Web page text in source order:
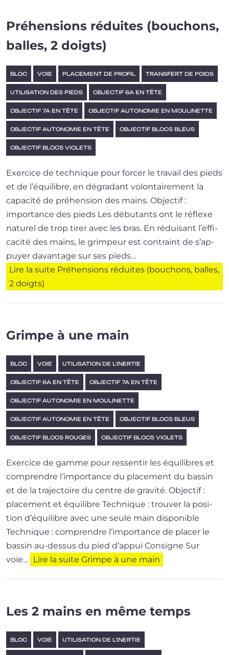
Préhensions réduites (bouchons,
balles, 2 doigts)
BLOC VOIE PLACEMENT DE PROFIL TRANSFERT DE POIDS
UTILISATION DES PIEDS OBJECTIF 6A EN TÊTE
OBJECTIF 7A EN TÊTE OBJECTIF AUTONOMIE EN MOULINETTE
OBJECTIF AUTONOMIE EN TÊTE OBJECTIF BLOCS BLEUS
OBJECTIF BLOCS VIOLETS
Exercice de tech­nique pour for­cer le tra­vail des pieds
et de l’é­qui­libre, en dégra­dant volon­tai­re­ment la
capa­ci­té de pré­hen­sion des mains. Objectif :
importance des pieds Les débu­tants ont le réflexe
natu­rel de trop tirer avec les bras. En rédui­sant l’ef­fi­
ca­ci­té des mains, le grim­peur est contraint de s’ap­
puyer davan­tage sur ses pieds…
Lire la suite Préhensions réduites (bouchons, balles,
2 doigts)
Grimpe à une main
BLOC VOIE UTILISATION DE L'INERTIE
OBJECTIF 6A EN TÊTE OBJECTIF 7A EN TÊTE
OBJECTIF AUTONOMIE EN MOULINETTE
OBJECTIF AUTONOMIE EN TÊTE OBJECTIF BLOCS BLEUS
OBJECTIF BLOCS ROUGES OBJECTIF BLOCS VIOLETS
Exercice de gamme pour res­sen­tir les équi­libres et
com­prendre l’im­por­tance du pla­ce­ment du bas­sin
et de la tra­jec­toire du centre de gravité. Objectif :
placement et équilibre Technique : trou­ver la posi­
tion d’é­qui­libre avec une seule main disponible
Technique : com­prendre l’im­por­tance de pla­cer le
bas­sin au-dessus du pied d’appui Consigne Sur
voie… Lire la suite Grimpe à une main
Les 2 mains en même temps
BLOC VOIE UTILISATION DE L'INERTIE